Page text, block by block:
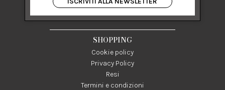
84122 Salerno Italia
P IVA 03024950655
SHOPPING
Cookie policy
Privacy Policy
Resi
Termini e condizioni